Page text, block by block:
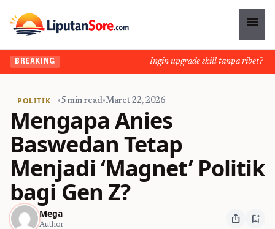
menu
BREAKING Ingin upgrade skill tanpa ribet?
POLITIK •5 min read•Maret 22, 2026
Mengapa Anies
Baswedan Tetap
Menjadi ‘Magnet’ Politik
bagi Gen Z?
Mega
Author ios_share bookmark_add